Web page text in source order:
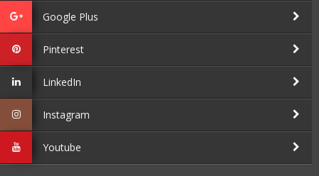
Google Plus
Pinterest
LinkedIn
Instagram
Youtube